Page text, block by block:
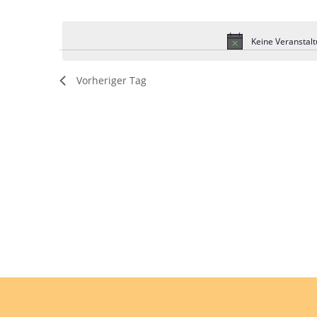
Keine
Vorheriger Tag